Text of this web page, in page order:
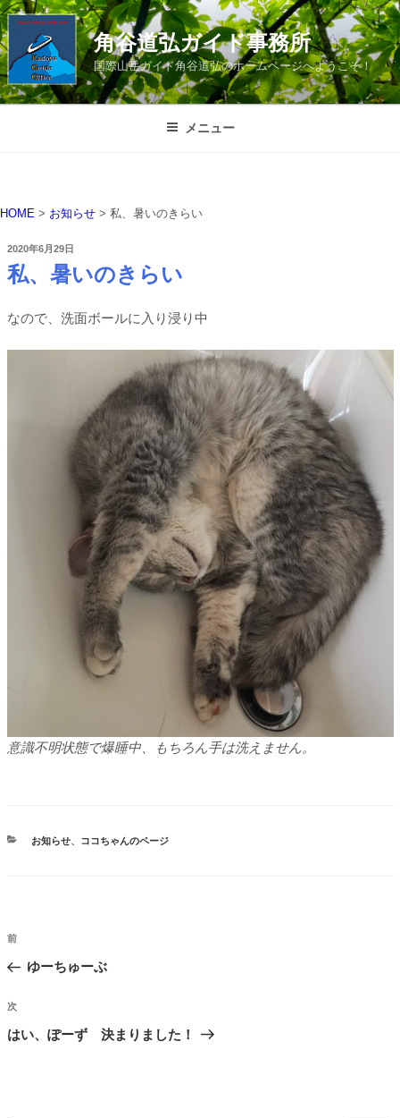
コ
ン
テ
ン
ツ
角谷道弘ガイド事務所
国際山岳ガイド角谷道弘のホームページへようこそ！
メニュー
HOME > お知らせ > 私、暑いのきらい
投
稿
日:
2020年6月29日
私、暑いのきらい
なので、洗面ボールに入り浸り中
意識不明状態で爆睡中、もちろん手は洗えません。
カ
お知らせ、 ココちゃんのページ
投
ナ
ビ
ゲ
前
の
稿
前
ゆーちゅーぶ
次
の
次
はい、ぽーず 決まりました！